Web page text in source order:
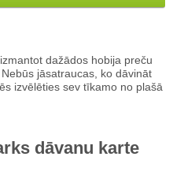
dažādos hobija preču
jāsatraucas, ko dāvināt
izvēlēties sev tīkamo no plašā
dāvanu karte